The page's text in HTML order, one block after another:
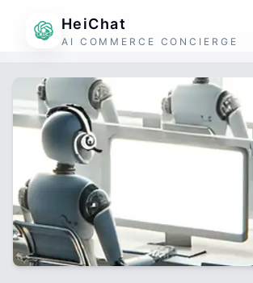
HeiChat
AI COMMERCE CONCIERGE